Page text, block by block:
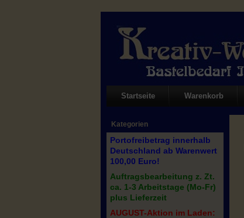
Startseite Warenkorb
Kategorien
Portofreibetrag innerhalb
Deutschland ab Warenwert
100,00 Euro!
Auftragsbearbeitung z. Zt.
ca. 1-3 Arbeitstage (Mo-Fr)
plus Lieferzeit
AUGUST-Aktion im Laden: